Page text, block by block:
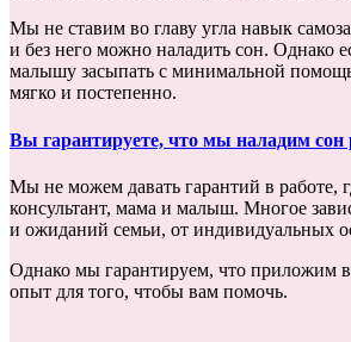
Мы не ставим во главу угла навык
и без него можно наладить сон. Однако
малышу засыпать с минимальной
мягко и постепенно.
Вы гарантируете, что мы наладим сон
Мы не можем давать гарантий в работе,
консультант, мама и малыш. Многое
и ожиданий семьи, от индивидуальных
Однако мы гарантируем, что приложим
опыт для того, чтобы вам помочь.